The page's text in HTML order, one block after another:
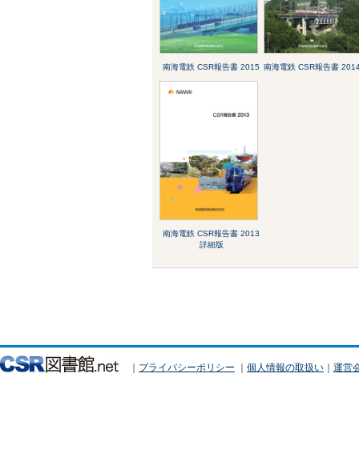
南海電鉄 CSR報告書 2015 南海電鉄 CSR報告書
南海電鉄 CSR報告書 2013
詳細版
｜ プライバシーポリシー ｜ 個人情報の取扱い ｜ 運営